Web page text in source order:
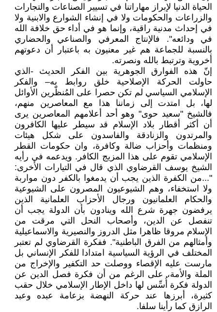
الحياة الدنيا لإبراز مهاراتنا في تسيير الصناعات والتجارات
والزراعات والحكومات ولا في إنشاء الشوارع والابنية ولا
في إحداث مدنية راقية، وإنما هو في أداء حق خلافة الله
في ودائعه". فالإنتاج المعرفي والصناعي والحضاري
بالنسبة للجماعة هم غير معنيون به باعتبار أن دعوتهم
أخروية وترتبط بالله ونصرته.
إنّ هذه الفوارق الجوهرية بين الفكر الحديث -الذي
حاولت الحركة الإصلاحية خلق روابط به– والفكر
الإسلامي السياسي لم تكن حصرا على المُنظّرين الأوائل
لها، بل امتدت إلى زماننا هذا مع المعاصرين منهم،
فالشيخ "سعيد حوى" وهو أحد أعلامهم المعاصرين يرى
أن أكثر أقطار بلاد الإسلام قد سيطر عليها الكافرون
والمرتدون والزنادقة والفاسدون على شكل هيئات
ومنظمات وأحزاب ضالة وكافرة، وان حكومات القطر
الإسلامي تقوم على هذا المزيج الكافر. ويدعمه في رأيه
الشيخ يوسف القرضاوي الذي قال في التيارات الأخرى:
"...من الكفرة الذين يجب أن يدمغوا بالكفر دون مواربة
ولا استخفاء، وهم الشيوعيون المصرون على الشيوعية
والحكام العلمانيون ورجال الأحزاب العلمانية الذين
يرفضون جهرة شرع الله وينادون بأن الدولة يجب أن
تنفصل عن الدين، وأصحاب النحل التي مرقت من
الإسلام مروقا ظاهرا مثل الدروز والنصيرية والاسماعيلية
وأمثالهم من الفرق الباطنية". ففكرة القرضاوي لم تعتبر
المختلف في الرؤية السياسية امتدادا للفكر الإنساني بل
مارست عليه الإقصاء ووصلت حد التكفير والإخراج من
الملة والأمة، على الرغم من أن فكرة فصل الدين عن
الدولة فكرة أُسِّس لها داخل الإطار الإسلامي خلال حقب
كثيرة، أبرزها عند حركة النهضة بزعامة عبده وعبد
الرازق كما رأينا سلفا.